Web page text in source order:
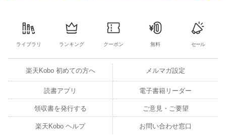
ライブラリ ランキング クーポン 無料 セール
楽天Kobo 初めての方へ メルマガ設定
読書アプリ 電子書籍リーダー
領収書を発行する ご意見・ご要望
楽天Kobo ヘルプ お問い合わせ窓口